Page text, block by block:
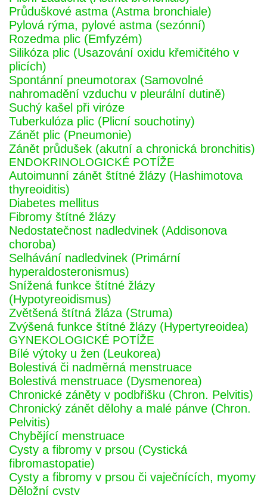
Průduškové astma (Astma bronchiale)
Pylová rýma, pylové astma (sezónní)
Rozedma plic (Emfyzém)
Silikóza plic (Usazování oxidu křemičitého v
plicích)
Spontánní pneumotorax (Samovolné
nahromadění vzduchu v pleurální dutině)
Suchý kašel při viróze
Tuberkulóza plic (Plicní souchotiny)
Zánět plic (Pneumonie)
Zánět průdušek (akutní a chronická bronchitis)
ENDOKRINOLOGICKÉ POTÍŽE
Autoimunní zánět štítné žlázy (Hashimotova
thyreoiditis)
Diabetes mellitus
Fibromy štítné žlázy
Nedostatečnost nadledvinek (Addisonova
choroba)
Selhávání nadledvinek (Primární
hyperaldosteronismus)
Snížená funkce štítné žlázy
(Hypotyreoidismus)
Zvětšená štítná žláza (Struma)
Zvýšená funkce štítné žlázy (Hypertyreoidea)
GYNEKOLOGICKÉ POTÍŽE
Bílé výtoky u žen (Leukorea)
Bolestivá či nadměrná menstruace
Bolestivá menstruace (Dysmenorea)
Chronické záněty v podbřišku (Chron. Pelvitis)
Chronický zánět dělohy a malé pánve (Chron.
Pelvitis)
Chybějící menstruace
Cysty a fibromy v prsou (Cystická
fibromastopatie)
Cysty a fibromy v prsou či vaječnících, myomy
Děložní cysty